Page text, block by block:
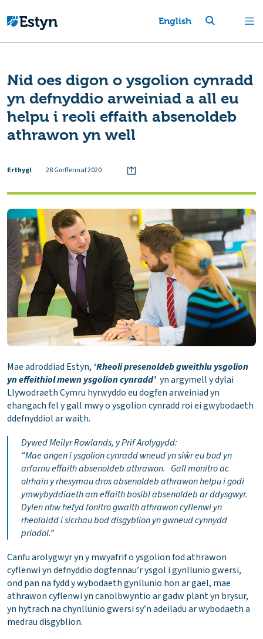
English
Nid oes digon o ysgolion cynradd
yn defnyddio arweiniad a all eu
helpu i reoli effaith absenoldeb
athrawon yn well
Erthygl 28 Gorffennaf 2020
Mae adroddiad Estyn, ‘Rheoli presenoldeb gweithlu ysgolion
yn effeithiol mewn ysgolion cynradd’ yn argymell y dylai
Llywodraeth Cymru hyrwyddo eu dogfen arweiniad yn
ehangach fel y gall mwy o ysgolion cynradd roi ei gwybodaeth
ddefnyddiol ar waith.
Dywed Meilyr Rowlands, y Prif Arolygydd:
“Mae angen i ysgolion cynradd wneud yn siŵr eu bod yn
arfarnu effaith absenoldeb athrawon. Gall monitro ac
olrhain y rhesymau dros absenoldeb athrawon helpu i godi
ymwybyddiaeth am effaith bosibl absenoldeb ar ddysgwyr.
Dylen nhw hefyd fonitro gwaith athrawon cyflenwi yn
rheolaidd i sicrhau bod disgyblion yn gwneud cynnydd
priodol.”
Canfu arolygwyr yn y mwyafrif o ysgolion fod athrawon
cyflenwi yn defnyddio dogfennau’r ysgol i gynllunio gwersi,
ond pan na fydd y wybodaeth gynllunio hon ar gael, mae
athrawon cyflenwi yn canolbwyntio ar gadw plant yn brysur,
yn hytrach na chynllunio gwersi sy’n adeiladu ar wybodaeth a
medrau disgyblion.